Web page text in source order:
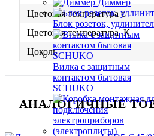
Диммер
Блок розеток,
Вилка с защитным
контактом бытовая
SCHUKO
Цветовая температура с
Цветовая температура, К
Цоколь
АНАЛОГИЧНЫЕ